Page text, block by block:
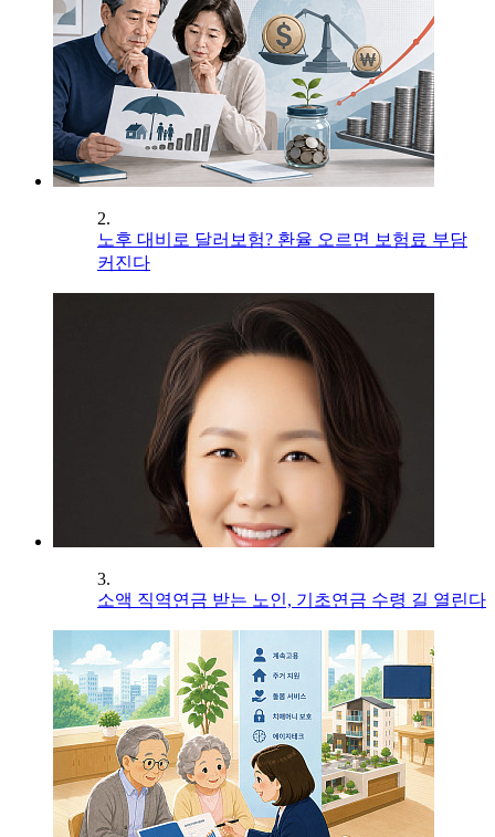
2.
노후 대비로 달러보험? 환율 오르면 보험료 부담
커진다
3.
소액 직역연금 받는 노인, 기초연금 수령 길 열린다